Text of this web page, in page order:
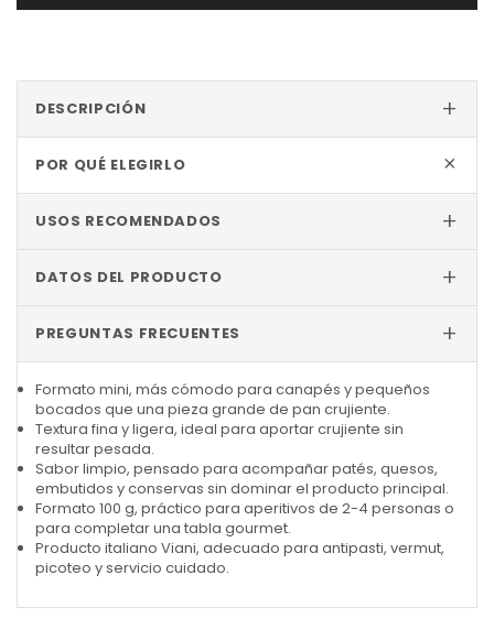
DESCRIPCIÓN +
POR QUÉ ELEGIRLO +
Formato mini, más cómodo para canapés y pequeños
bocados que una pieza grande de pan crujiente.
Textura fina y ligera, ideal para aportar crujiente sin
resultar pesada.
Sabor limpio, pensado para acompañar patés, quesos,
embutidos y conservas sin dominar el producto principal.
Formato 100 g, práctico para aperitivos de 2-4 personas o
para completar una tabla gourmet.
Producto italiano Viani, adecuado para antipasti, vermut,
picoteo y servicio cuidado.
USOS RECOMENDADOS +
DATOS DEL PRODUCTO +
PREGUNTAS FRECUENTES +